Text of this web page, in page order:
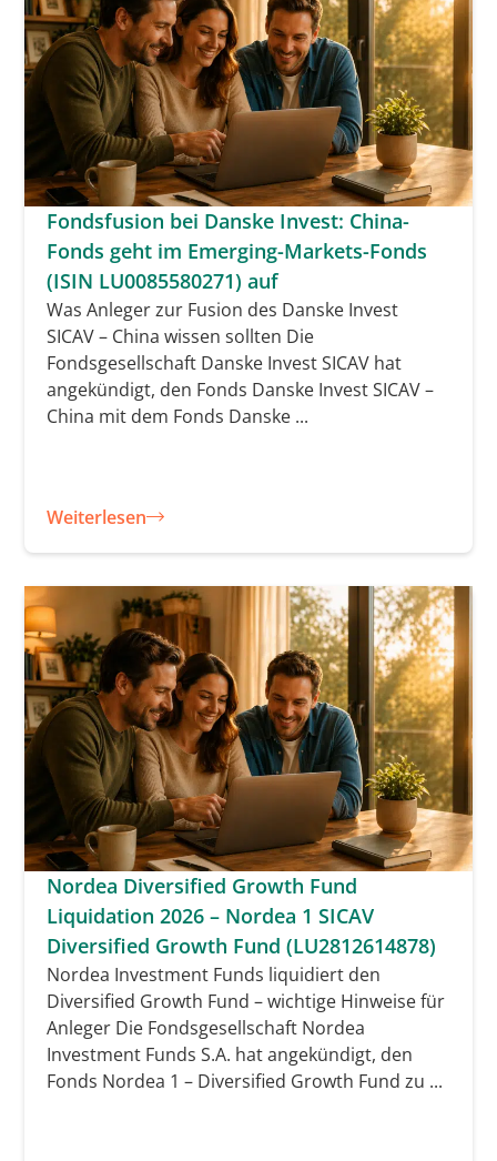
Fondsfusion bei Danske Invest: China-
Fonds geht im Emerging-Markets-Fonds
(ISIN LU0085580271) auf
Was Anleger zur Fusion des Danske Invest
SICAV – China wissen sollten Die
Fondsgesellschaft Danske Invest SICAV hat
angekündigt, den Fonds Danske Invest SICAV –
China mit dem Fonds Danske ...
Weiterlesen
Nordea Diversified Growth Fund
Liquidation 2026 – Nordea 1 SICAV
Diversified Growth Fund (LU2812614878)
Nordea Investment Funds liquidiert den
Diversified Growth Fund – wichtige Hinweise für
Anleger Die Fondsgesellschaft Nordea
Investment Funds S.A. hat angekündigt, den
Fonds Nordea 1 – Diversified Growth Fund zu ...